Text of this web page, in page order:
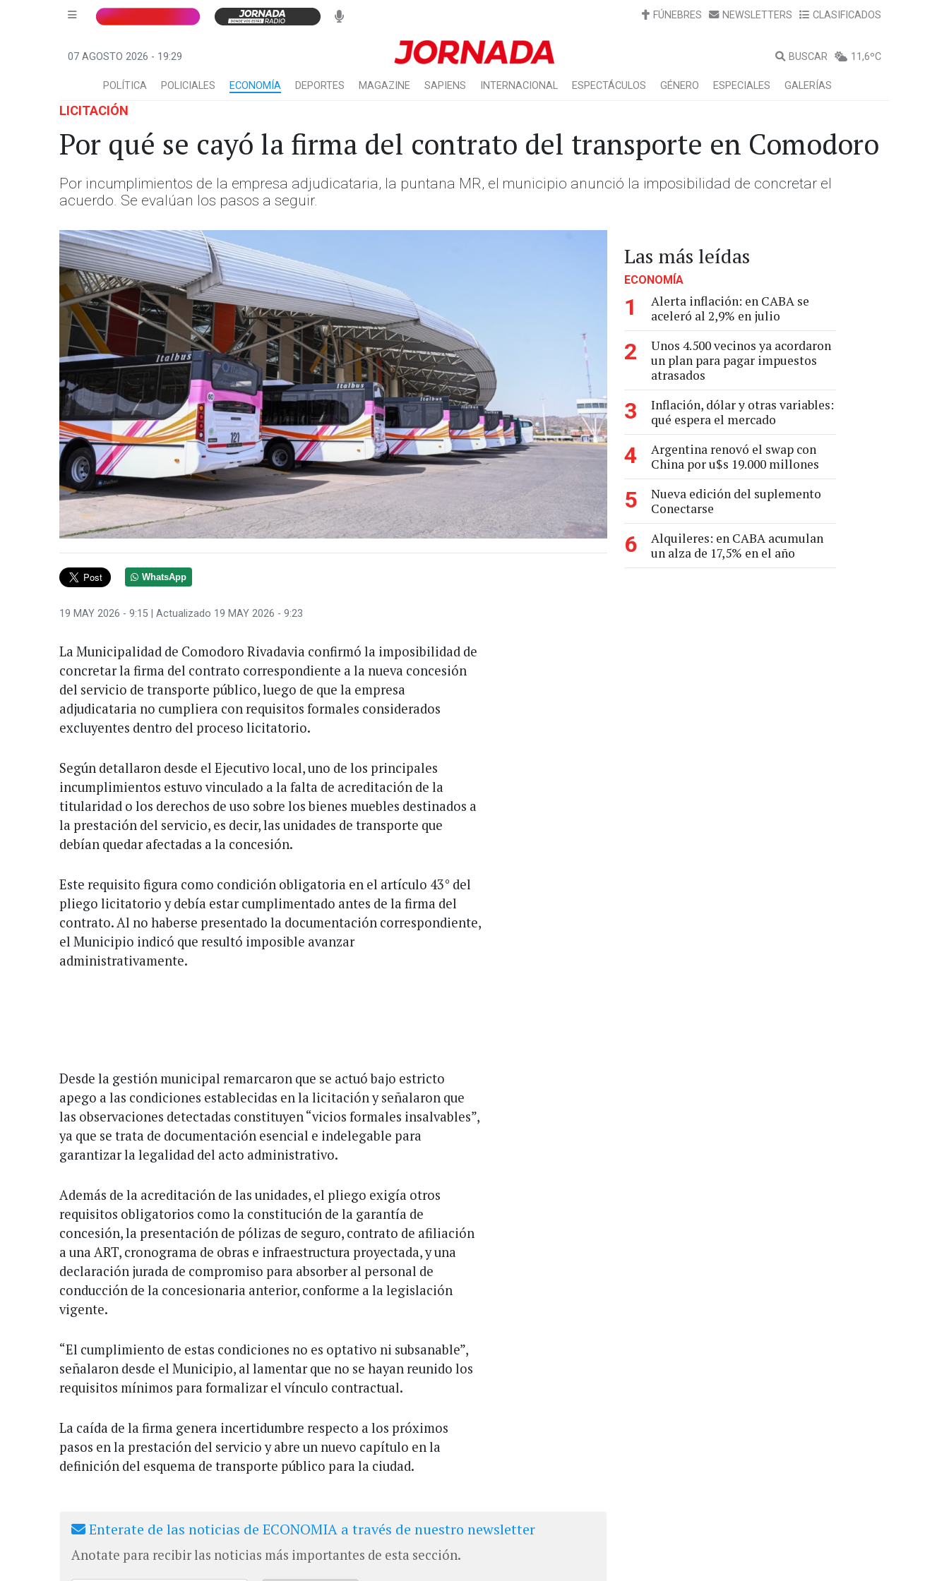
FÚNEBRES NEWSLETTERS CLASIFICADOS
07 AGOSTO 2026 - 19:29 BUSCAR 11,6ºC
POLÍTICA POLICIALES ECONOMÍA DEPORTES MAGAZINE SAPIENS INTERNACIONAL ESPECTÁCULOS GÉNERO ESPECIALES GALERÍAS
LICITACIÓN
Por qué se cayó la firma del contrato del transporte en Comodoro
Por incumplimientos de la empresa adjudicataria, la puntana MR, el municipio anunció la imposibilidad de concretar el
acuerdo. Se evalúan los pasos a seguir.
WhatsApp
19 MAY 2026 - 9:15 | Actualizado 19 MAY 2026 - 9:23
La Municipalidad de Comodoro Rivadavia confirmó la imposibilidad de
concretar la firma del contrato correspondiente a la nueva concesión
del servicio de transporte público, luego de que la empresa
adjudicataria no cumpliera con requisitos formales considerados
excluyentes dentro del proceso licitatorio.
Según detallaron desde el Ejecutivo local, uno de los principales
incumplimientos estuvo vinculado a la falta de acreditación de la
titularidad o los derechos de uso sobre los bienes muebles destinados a
la prestación del servicio, es decir, las unidades de transporte que
debían quedar afectadas a la concesión.
Este requisito figura como condición obligatoria en el artículo 43° del
pliego licitatorio y debía estar cumplimentado antes de la firma del
contrato. Al no haberse presentado la documentación correspondiente,
el Municipio indicó que resultó imposible avanzar
administrativamente.
Desde la gestión municipal remarcaron que se actuó bajo estricto
apego a las condiciones establecidas en la licitación y señalaron que
las observaciones detectadas constituyen “vicios formales insalvables”,
ya que se trata de documentación esencial e indelegable para
garantizar la legalidad del acto administrativo.
Además de la acreditación de las unidades, el pliego exigía otros
requisitos obligatorios como la constitución de la garantía de
concesión, la presentación de pólizas de seguro, contrato de afiliación
a una ART, cronograma de obras e infraestructura proyectada, y una
declaración jurada de compromiso para absorber al personal de
conducción de la concesionaria anterior, conforme a la legislación
vigente.
“El cumplimiento de estas condiciones no es optativo ni subsanable”,
señalaron desde el Municipio, al lamentar que no se hayan reunido los
requisitos mínimos para formalizar el vínculo contractual.
La caída de la firma genera incertidumbre respecto a los próximos
pasos en la prestación del servicio y abre un nuevo capítulo en la
definición del esquema de transporte público para la ciudad.
Enterate de las noticias de ECONOMIA a través de nuestro newsletter
Anotate para recibir las noticias más importantes de esta sección.
Las más leídas
ECONOMÍA
1
Alerta inflación: en CABA se
aceleró al 2,9% en julio
2
Unos 4.500 vecinos ya acordaron
un plan para pagar impuestos
atrasados
3
Inflación, dólar y otras variables:
qué espera el mercado
4
Argentina renovó el swap con
China por u$s 19.000 millones
5
Nueva edición del suplemento
Conectarse
6
Alquileres: en CABA acumulan
un alza de 17,5% en el año